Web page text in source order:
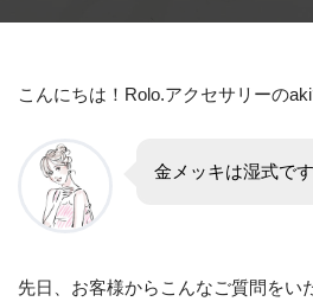
こんにちは！Rolo.アクセサリーのaki
金メッキは湿式で
先日、お客様からこんなご質問をい